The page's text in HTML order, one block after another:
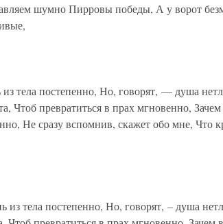
шумно Пирровы победы, А у ворот
тела постепенно, Но, говорят, — душа
Чтоб превратиться в прах мгновенно,
Не сразу вспомнив, скажет обо мне, Что
тела постепенно, Но, говорят, – душа